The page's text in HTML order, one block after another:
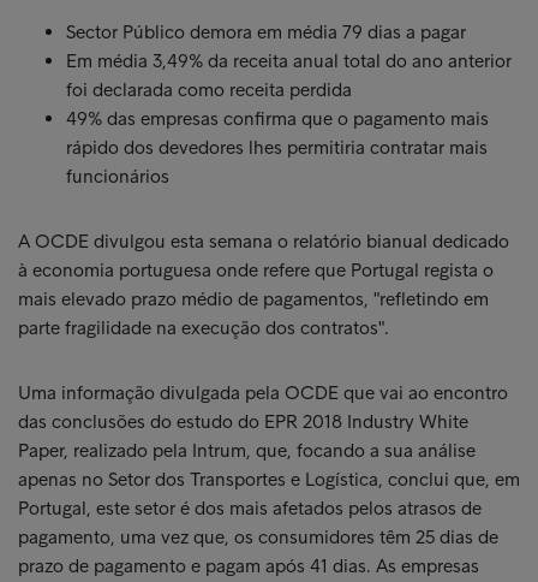
Sector Público demora em média 79 dias a pagar
Em média 3,49% da receita anual total do ano anterior
foi declarada como receita perdida
49% das empresas confirma que o pagamento mais
rápido dos devedores lhes permitiria contratar mais
funcionários
A OCDE divulgou esta semana o relatório bianual dedicado
à economia portuguesa onde refere que Portugal regista o
mais elevado prazo médio de pagamentos, "refletindo em
parte fragilidade na execução dos contratos".
Uma informação divulgada pela OCDE que vai ao encontro
das conclusões do estudo do EPR 2018 Industry White
Paper, realizado pela Intrum, que, focando a sua análise
apenas no Setor dos Transportes e Logística, conclui que, em
Portugal, este setor é dos mais afetados pelos atrasos de
pagamento, uma vez que, os consumidores têm 25 dias de
prazo de pagamento e pagam após 41 dias. As empresas